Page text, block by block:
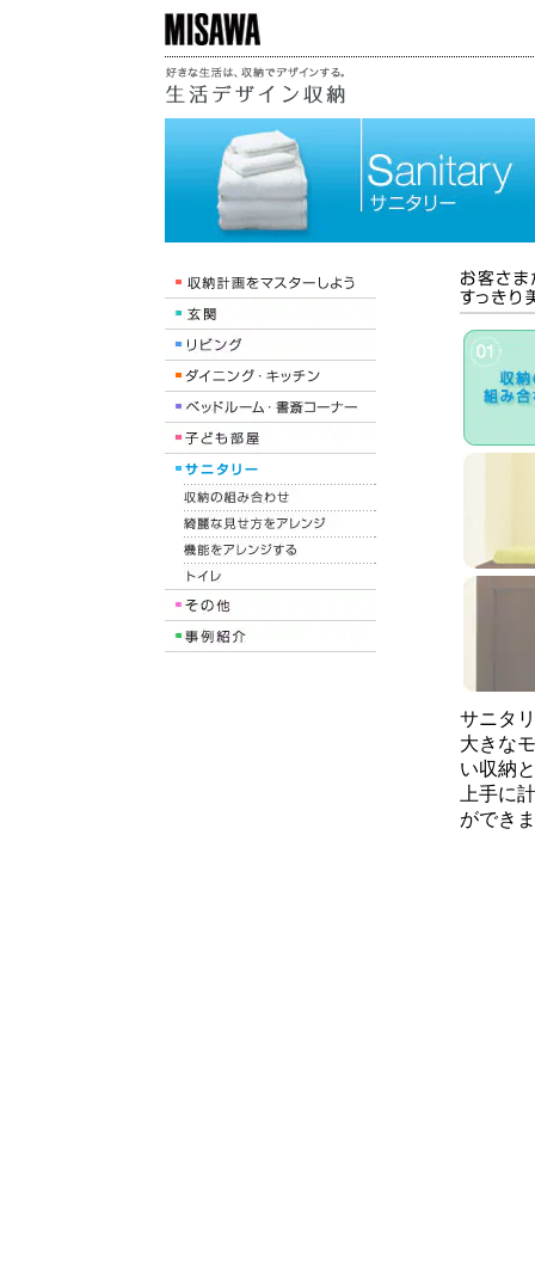
サニタ
大きな
い収納
上手に
ができ